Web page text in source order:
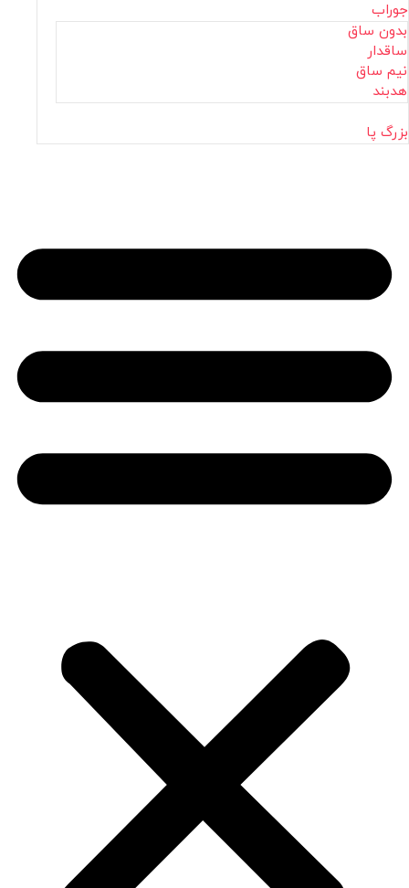
جوراب
بدون ساق
ساقدار
نیم ساق
هدبند
بزرگ پا